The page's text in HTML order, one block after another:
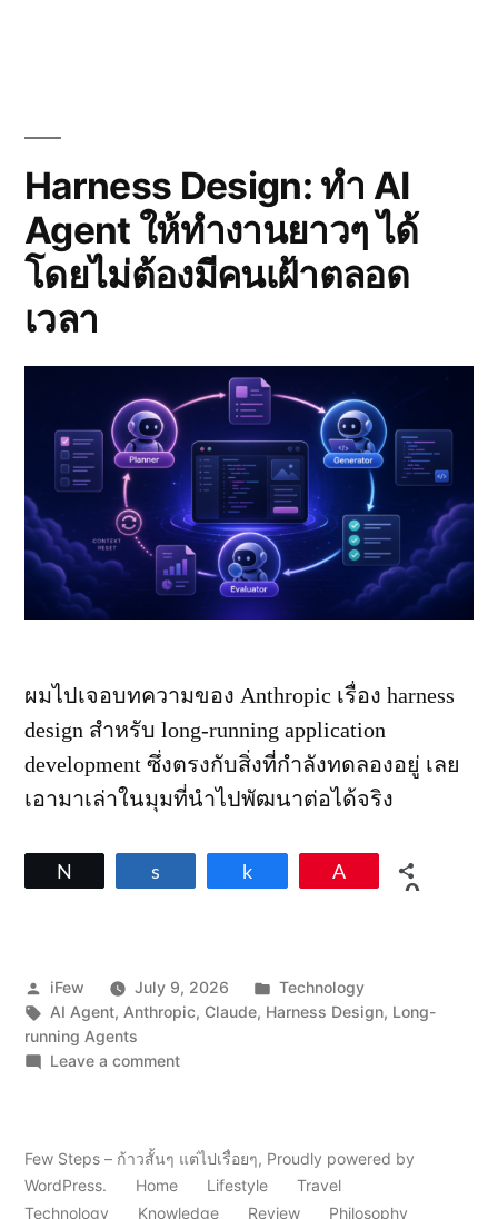
Harness Design: ทำ AI
Agent ให้ทำงานยาวๆ ได้
โดยไม่ต้องมีคนเฝ้าตลอด
เวลา
ผมไปเจอบทความของ Anthropic เรื่อง harness
design สำหรับ long-running application
development ซึ่งตรงกับสิ่งที่กำลังทดลองอยู่ เลย
เอามาเล่าในมุมที่นำไปพัฒนาต่อได้จริง
0
Posted
by
iFew July 9, 2026
Posted
in
Technology
Tags:
AI Agent, Anthropic, Claude, Harness Design, Long-
running Agents
Leave a commenton
AI
Agent
ให้
Few Steps – ก้าวสั้นๆ แต่ไปเรื่อยๆ, Proudly powered by
WordPress.
Home Lifestyle
Travel
Technology
Knowledge Review Philosophy